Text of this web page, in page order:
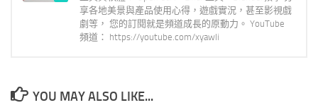
享各地美景與產品使用心得，遊戲實況，甚至影視戲
劇等， 您的訂閱就是頻道成長的原動力。 YouTube
頻道： https://youtube.com/xyawli
YOU MAY ALSO LIKE...